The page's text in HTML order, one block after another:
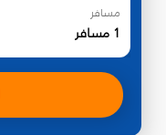
مسافر
1 مسافر